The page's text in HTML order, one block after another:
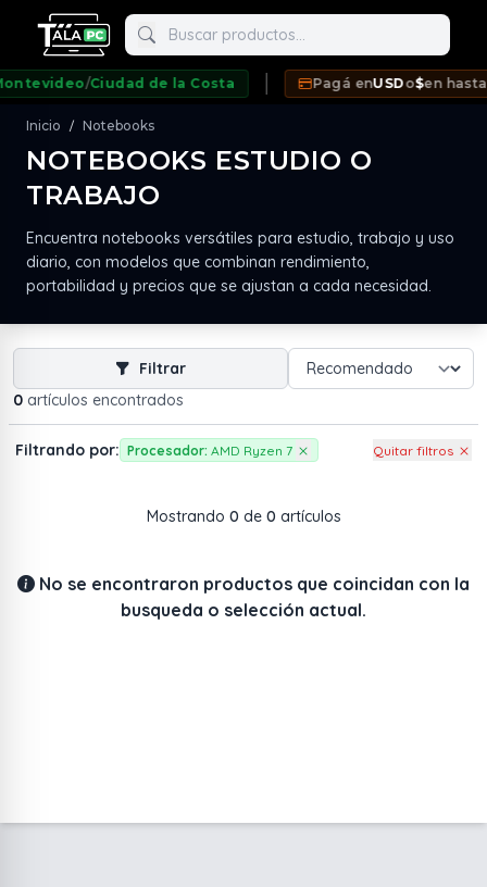
Buscar productos
/Ciudad de la Costa Pagá en USDo$en hasta12
Inicio / Notebooks
NOTEBOOKS ESTUDIO O
TRABAJO
Encuentra notebooks versátiles para estudio, trabajo y uso
diario, con modelos que combinan rendimiento,
portabilidad y precios que se ajustan a cada necesidad.
0 artículos encontrados
Filtrar
Filtrando por: Procesador: AMD Ryzen 7 Quitar filtros
Mostrando 0 de 0 artículos
No se encontraron productos que coincidan con la
busqueda o selección actual.